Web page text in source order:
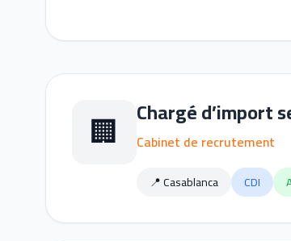
🏢 Chargé d’import
Cabinet de recrutement
📍 Casablanca CDI